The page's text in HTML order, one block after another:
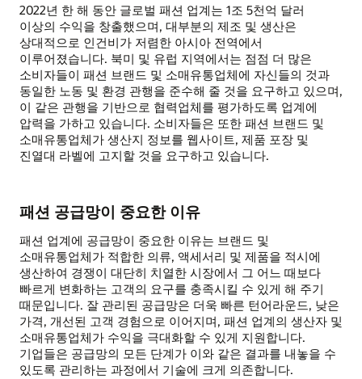
2022년 한 해 동안 글로벌 패션 업계는 1조 5천억 달러
이상의 수익을 창출했으며, 대부분의 제조 및 생산은
상대적으로 인건비가 저렴한 아시아 전역에서
이루어졌습니다. 북미 및 유럽 지역에서는 점점 더 많은
소비자들이 패션 브랜드 및 소매유통업체에 자신들의 것과
동일한 노동 및 환경 관행을 준수해 줄 것을 요구하고 있으며,
이 같은 관행을 기반으로 협력업체를 평가하도록 업계에
압력을 가하고 있습니다. 소비자들은 또한 패션 브랜드 및
소매유통업체가 생산지 정보를 웹사이트, 제품 포장 및
진열대 라벨에 고지할 것을 요구하고 있습니다.
패션 공급망이 중요한 이유
패션 업계에 공급망이 중요한 이유는 브랜드 및
소매유통업체가 적합한 의류, 액세서리 및 제품을 적시에
생산하여 경쟁이 대단히 치열한 시장에서 그 어느 때보다
빠르게 변화하는 고객의 요구를 충족시킬 수 있게 해 주기
때문입니다. 잘 관리된 공급망은 더욱 빠른 턴어라운드, 낮은
가격, 개선된 고객 경험으로 이어지며, 패션 업계의 생산자 및
소매유통업체가 수익을 극대화할 수 있게 지원합니다.
기업들은 공급망의 모든 단계가 이와 같은 결과를 내놓을 수
있도록 관리하는 과정에서 기술에 크게 의존합니다.